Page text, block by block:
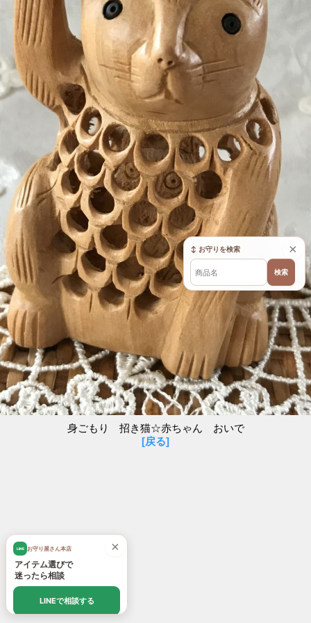
身ごもり 招き猫☆赤ちゃん おいで
[戻る]
×
LINE お守り屋さん本店
アイテム選びで
迷ったら相談
LINEで相談する
×
↕ お守りを検索
検索